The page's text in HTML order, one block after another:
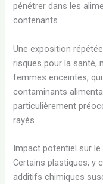
pénétrer dans les
contenants.
Une exposition
risques pour la santé,
femmes enceintes,
contaminants
particulièrement
rayés.
Impact potentiel sur
Certains plastiques, y
additifs chimiques